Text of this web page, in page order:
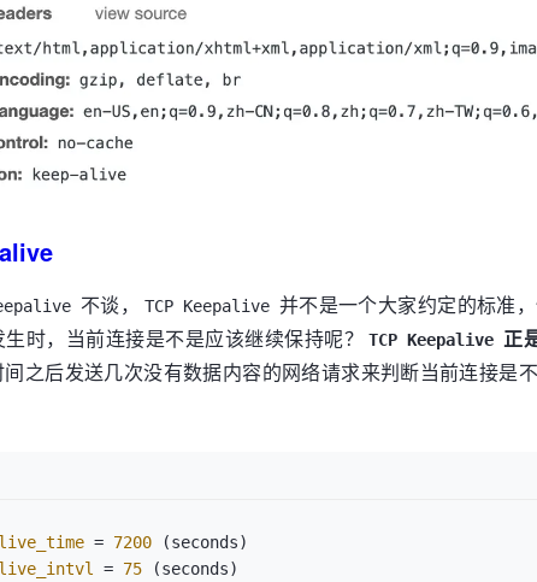
不谈， TCP Keepalive 并不是一个大家约定的标准
时，当前连接是不是应该继续保持呢？
TCP Keepalive 正
之后发送几次没有数据内容的网络请求来判断当前连接是
= 7200
= 75